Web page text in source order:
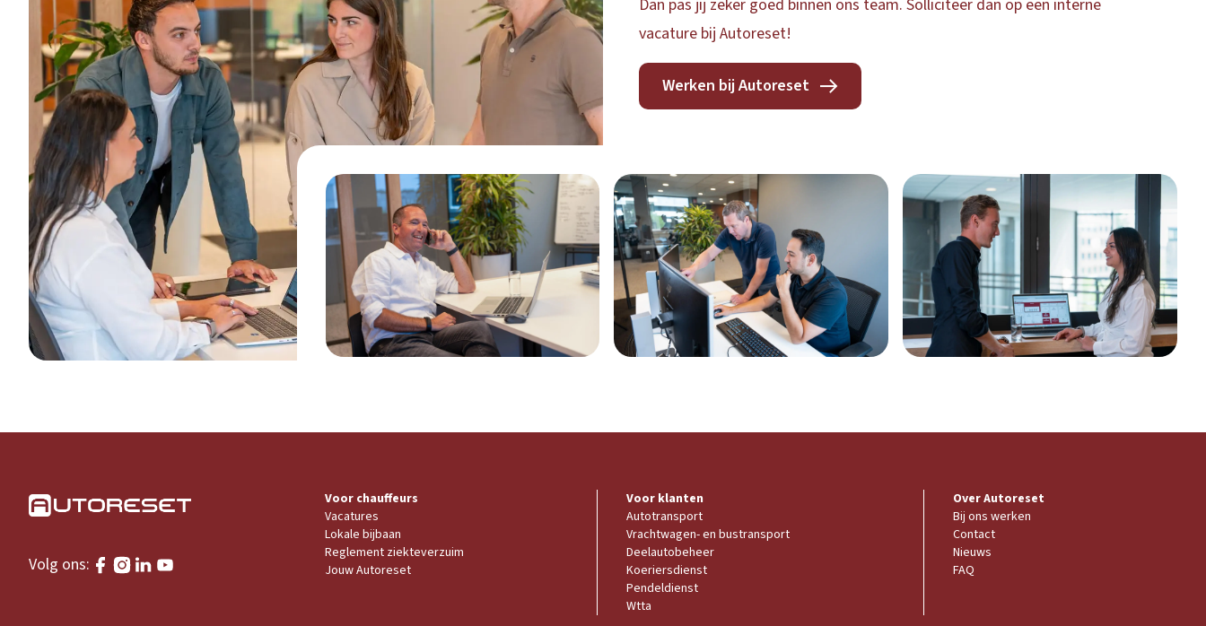
Dan pas jij zeker goed binnen ons team. Solliciteer dan op een interne
vacature bij Autoreset!
Werken bij Autoreset
Volg ons:
Voor chauffeurs
Vacatures
Lokale bijbaan
Reglement ziekteverzuim
Jouw Autoreset
Voor klanten
Autotransport
Vrachtwagen- en bustransport
Deelautobeheer
Koeriersdienst
Pendeldienst
Wtta
Over Autoreset
Bij ons werken
Contact
Nieuws
FAQ